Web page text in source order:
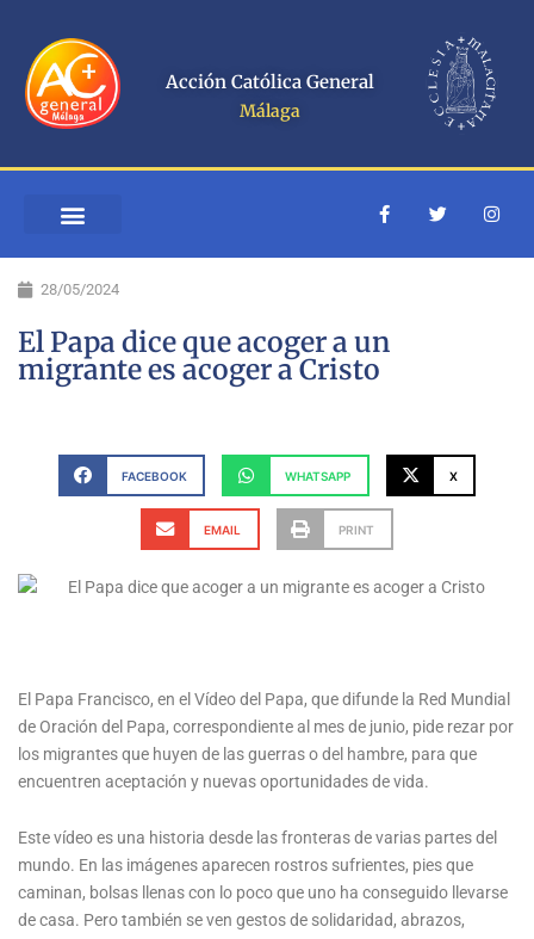
contenido
Acción Católica General
Málaga
F
a
e
-
T
w
t
I
n
t
28/05/2024
El Papa dice que acoger a un
migrante es acoger a Cristo
FACEBOOK WHATSAPP X
EMAIL PRINT
El Papa Francisco, en el Vídeo del Papa, que difunde la Red Mundial
de Oración del Papa, correspondiente al mes de junio, pide rezar por
los migrantes que huyen de las guerras o del hambre, para que
encuentren aceptación y nuevas oportunidades de vida.
Este vídeo es una historia desde las fronteras de varias partes del
mundo. En las imágenes aparecen rostros sufrientes, pies que
caminan, bolsas llenas con lo poco que uno ha conseguido llevarse
de casa. Pero también se ven gestos de solidaridad, abrazos,